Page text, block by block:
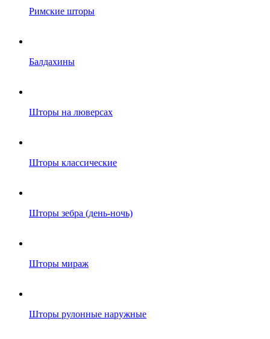
Римские шторы
Балдахины
Шторы на люверсах
Шторы классические
Шторы зебра (день-ночь)
Шторы мираж
Шторы рулонные наружные